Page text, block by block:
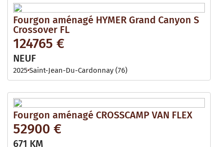
Fourgon aménagé HYMER Grand Canyon S
Crossover FL
124765 €
NEUF
2025 Saint-Jean-Du-Cardonnay (76)
Fourgon aménagé CROSSCAMP VAN FLEX
52900 €
671 KM